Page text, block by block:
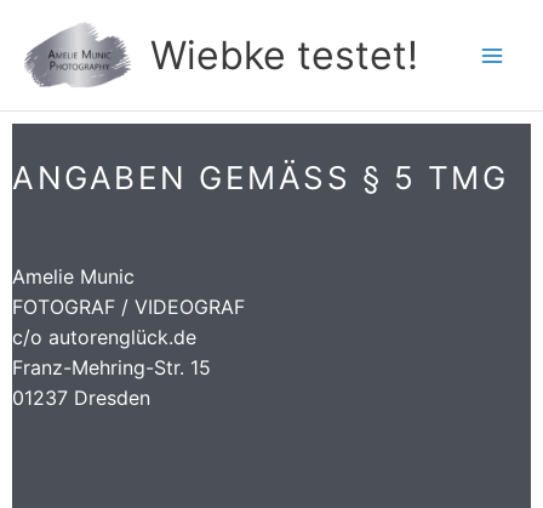
Inhalt
springen
Wiebke testet!
ANGABEN GEMÄSS § 5 TMG
Amelie Munic
FOTOGRAF / VIDEOGRAF
c/o autorenglück.de
Franz-Mehring-Str. 15
01237 Dresden